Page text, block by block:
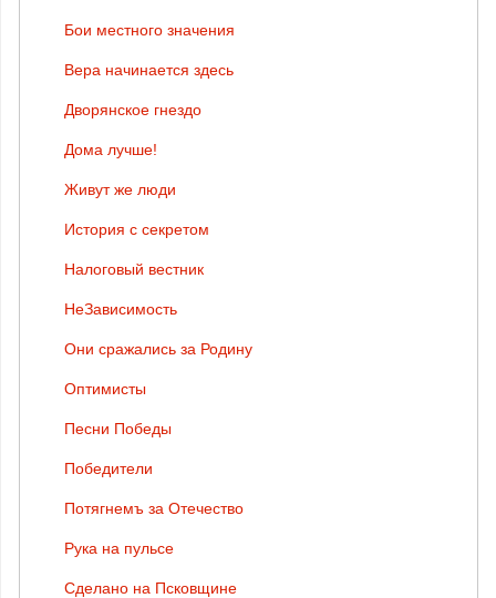
Бои местного значения
Вера начинается здесь
Дворянское гнездо
Дома лучше!
Живут же люди
История с секретом
Налоговый вестник
НеЗависимость
Они сражались за Родину
Оптимисты
Песни Победы
Победители
Потягнемъ за Отечество
Рука на пульсе
Сделано на Псковщине